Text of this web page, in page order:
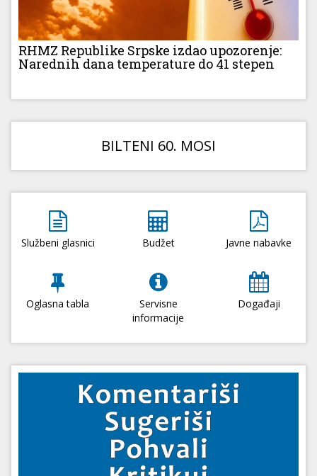
RHMZ Republike Srpske izdao upozorenje:
Narednih dana temperature do 41 stepen
BILTENI 60. MOSI
Službeni glasnici Budžet Javne nabavke
Oglasna tabla
Servisne
informacije
Događaji